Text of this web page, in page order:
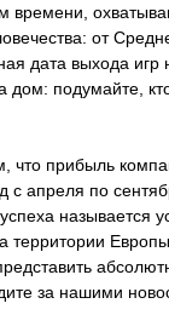
времени,
от
дата выхода
дом: подумайте,
что прибыль
с апреля по
называется
территории
за нашими